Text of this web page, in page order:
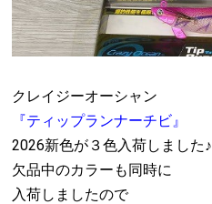
クレイジーオーシャン
『ティップランナーチビ』
2026新色が３色入荷しました♪
欠品中のカラーも同時に
入荷しましたので